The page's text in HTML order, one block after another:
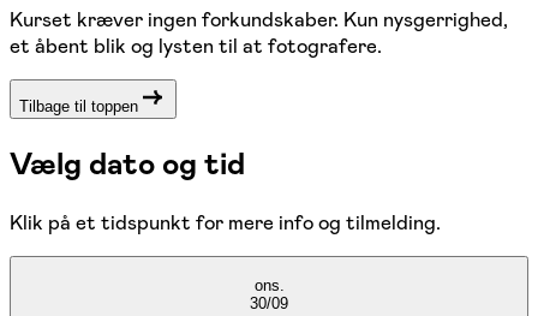
Kurset kræver ingen forkundskaber. Kun nysgerrighed,
et åbent blik og lysten til at fotografere.
Tilbage til toppen
Vælg dato og tid
Klik på et tidspunkt for mere info og tilmelding.
ons.
30/09